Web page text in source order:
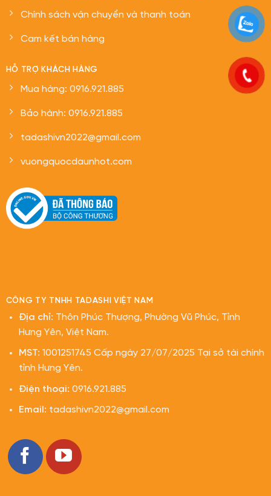
Chính sách vận chuyển và thanh toán
Cam kết bán hàng
HỖ TRỢ KHÁCH HÀNG
Mua hàng: 0916.921.885
Bảo hành: 0916.921.885
tadashivn2022@gmail.com
vuongquocdaunhot.com
CÔNG TY TNHH TADASHI VIỆT NAM
Địa chỉ: Thôn Phúc Thượng, Phường Vũ Phúc, Tỉnh
Hưng Yên, Việt Nam.
MST: 1001251745 Cấp ngày 27/07/2025 Tại sở tài chính
tỉnh Hưng Yên.
Điện thoại: 0916.921.885
Email: tadashivn2022@gmail.com